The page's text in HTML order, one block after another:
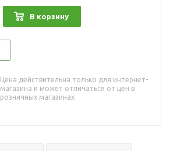
В корзину
Цена действительна только для интернет-
магазина и может отличаться от цен в
розничных магазинах